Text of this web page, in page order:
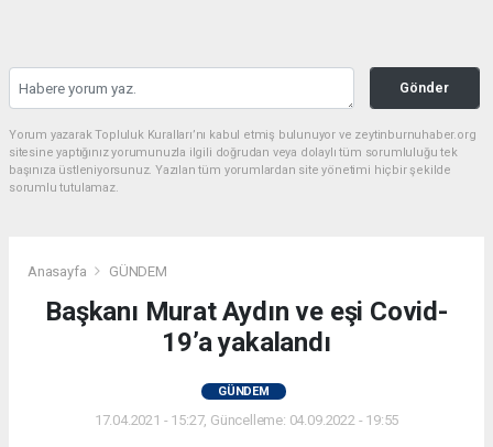
Gönder
Yorum yazarak Topluluk Kuralları’nı kabul etmiş bulunuyor ve zeytinburnuhaber.org
sitesine yaptığınız yorumunuzla ilgili doğrudan veya dolaylı tüm sorumluluğu tek
başınıza üstleniyorsunuz. Yazılan tüm yorumlardan site yönetimi hiçbir şekilde
sorumlu tutulamaz.
Anasayfa GÜNDEM
Başkanı Murat Aydın ve eşi Covid-
19’a yakalandı
GÜNDEM
17.04.2021 - 15:27, Güncelleme: 04.09.2022 - 19:55